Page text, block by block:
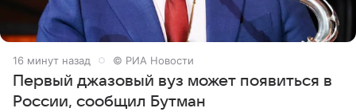
16 минут назад © РИА Новости
Первый джазовый вуз может появиться в
России, сообщил Бутман